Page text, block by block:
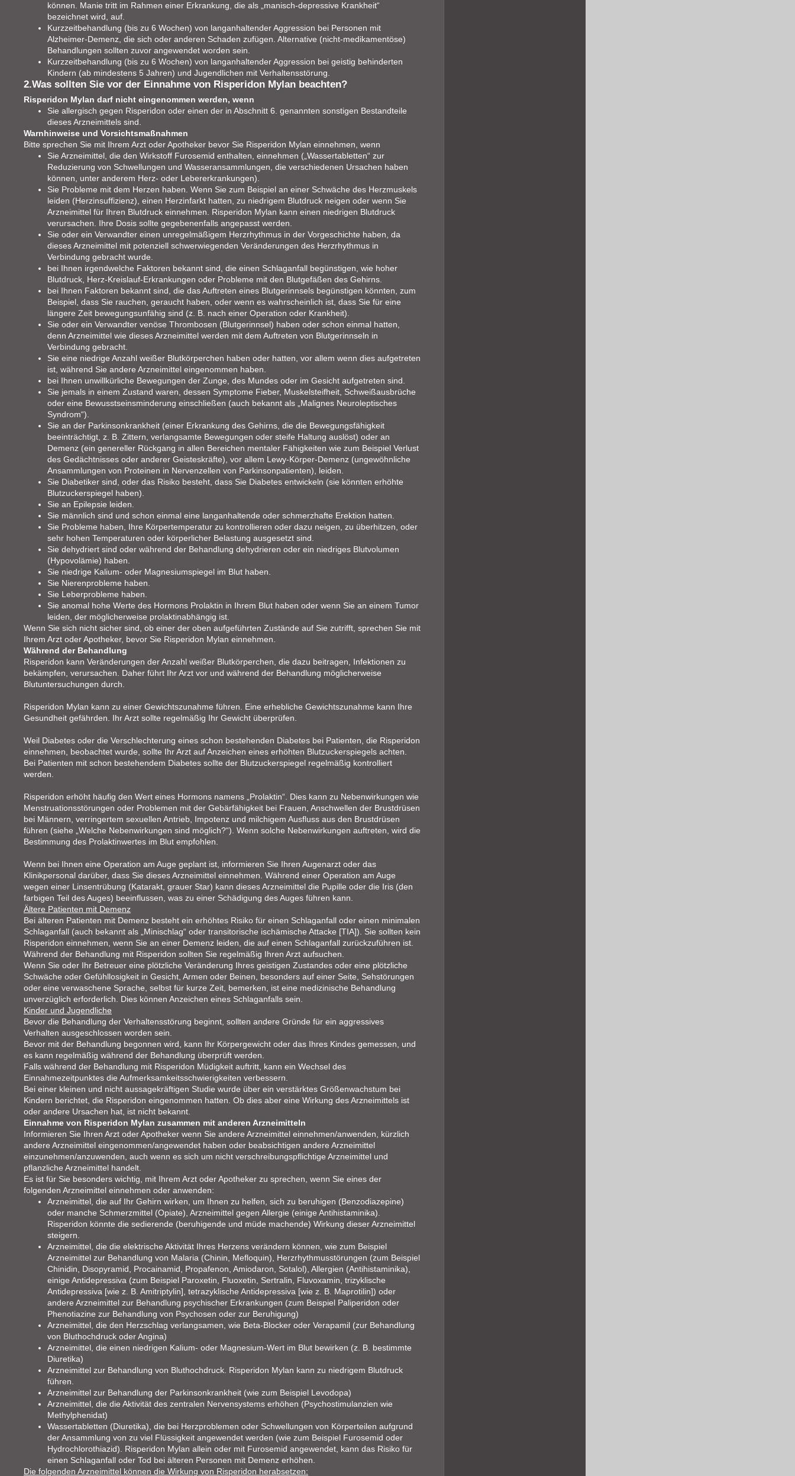
können. Manie tritt im Rahmen einer Erkrankung, die als „manisch-depressive Krankheit“
bezeichnet wird, auf.
Kurzzeitbehandlung (bis zu 6 Wochen) von langanhaltender Aggression bei Personen mit
Alzheimer-Demenz, die sich oder anderen Schaden zufügen. Alternative (nicht-medikamentöse)
Behandlungen sollten zuvor angewendet worden sein.
Kurzzeitbehandlung (bis zu 6 Wochen) von langanhaltender Aggression bei geistig behinderten
Kindern (ab mindestens 5 Jahren) und Jugendlichen mit Verhaltensstörung.
2.Was sollten Sie vor der Einnahme von Risperidon Mylan beachten?
Risperidon Mylan darf nicht eingenommen werden, wenn
Sie allergisch gegen Risperidon oder einen der in Abschnitt 6. genannten sonstigen Bestandteile
dieses Arzneimittels sind.
Warnhinweise und Vorsichtsmaßnahmen
Bitte sprechen Sie mit Ihrem Arzt oder Apotheker bevor Sie Risperidon Mylan einnehmen, wenn
Sie Arzneimittel, die den Wirkstoff Furosemid enthalten, einnehmen („Wassertabletten“ zur
Reduzierung von Schwellungen und Wasseransammlungen, die verschiedenen Ursachen haben
können, unter anderem Herz- oder Lebererkrankungen).
Sie Probleme mit dem Herzen haben. Wenn Sie zum Beispiel an einer Schwäche des Herzmuskels
leiden (Herzinsuffizienz), einen Herzinfarkt hatten, zu niedrigem Blutdruck neigen oder wenn Sie
Arzneimittel für Ihren Blutdruck einnehmen. Risperidon Mylan kann einen niedrigen Blutdruck
verursachen. Ihre Dosis sollte gegebenenfalls angepasst werden.
Sie oder ein Verwandter einen unregelmäßigem Herzrhythmus in der Vorgeschichte haben, da
dieses Arzneimittel mit potenziell schwerwiegenden Veränderungen des Herzrhythmus in
Verbindung gebracht wurde.
bei Ihnen irgendwelche Faktoren bekannt sind, die einen Schlaganfall begünstigen, wie hoher
Blutdruck, Herz-Kreislauf-Erkrankungen oder Probleme mit den Blutgefäßen des Gehirns.
bei Ihnen Faktoren bekannt sind, die das Auftreten eines Blutgerinnsels begünstigen könnten, zum
Beispiel, dass Sie rauchen, geraucht haben, oder wenn es wahrscheinlich ist, dass Sie für eine
längere Zeit bewegungsunfähig sind (z. B. nach einer Operation oder Krankheit).
Sie oder ein Verwandter venöse Thrombosen (Blutgerinnsel) haben oder schon einmal hatten,
denn Arzneimittel wie dieses Arzneimittel werden mit dem Auftreten von Blutgerinnseln in
Verbindung gebracht.
Sie eine niedrige Anzahl weißer Blutkörperchen haben oder hatten, vor allem wenn dies aufgetreten
ist, während Sie andere Arzneimittel eingenommen haben.
bei Ihnen unwillkürliche Bewegungen der Zunge, des Mundes oder im Gesicht aufgetreten sind.
Sie jemals in einem Zustand waren, dessen Symptome Fieber, Muskelsteifheit, Schweißausbrüche
oder eine Bewusstseinsminderung einschließen (auch bekannt als „Malignes Neuroleptisches
Syndrom“).
Sie an der Parkinsonkrankheit (einer Erkrankung des Gehirns, die die Bewegungsfähigkeit
beeinträchtigt, z. B. Zittern, verlangsamte Bewegungen oder steife Haltung auslöst) oder an
Demenz (ein genereller Rückgang in allen Bereichen mentaler Fähigkeiten wie zum Beispiel Verlust
des Gedächtnisses oder anderer Geisteskräfte), vor allem Lewy-Körper-Demenz (ungewöhnliche
Ansammlungen von Proteinen in Nervenzellen von Parkinsonpatienten), leiden.
Sie Diabetiker sind, oder das Risiko besteht, dass Sie Diabetes entwickeln (sie könnten erhöhte
Blutzuckerspiegel haben).
Sie an Epilepsie leiden.
Sie männlich sind und schon einmal eine langanhaltende oder schmerzhafte Erektion hatten.
Sie Probleme haben, Ihre Körpertemperatur zu kontrollieren oder dazu neigen, zu überhitzen, oder
sehr hohen Temperaturen oder körperlicher Belastung ausgesetzt sind.
Sie dehydriert sind oder während der Behandlung dehydrieren oder ein niedriges Blutvolumen
(Hypovolämie) haben.
Sie niedrige Kalium- oder Magnesiumspiegel im Blut haben.
Sie Nierenprobleme haben.
Sie Leberprobleme haben.
Sie anomal hohe Werte des Hormons Prolaktin in Ihrem Blut haben oder wenn Sie an einem Tumor
leiden, der möglicherweise prolaktinabhängig ist.
Wenn Sie sich nicht sicher sind, ob einer der oben aufgeführten Zustände auf Sie zutrifft, sprechen Sie mit
Ihrem Arzt oder Apotheker, bevor Sie Risperidon Mylan einnehmen.
Während der Behandlung
Risperidon kann Veränderungen der Anzahl weißer Blutkörperchen, die dazu beitragen, Infektionen zu
bekämpfen, verursachen. Daher führt Ihr Arzt vor und während der Behandlung möglicherweise
Blutuntersuchungen durch.
Risperidon Mylan kann zu einer Gewichtszunahme führen. Eine erhebliche Gewichtszunahme kann Ihre
Gesundheit gefährden. Ihr Arzt sollte regelmäßig Ihr Gewicht überprüfen.
Weil Diabetes oder die Verschlechterung eines schon bestehenden Diabetes bei Patienten, die Risperidon
einnehmen, beobachtet wurde, sollte Ihr Arzt auf Anzeichen eines erhöhten Blutzuckerspiegels achten.
Bei Patienten mit schon bestehendem Diabetes sollte der Blutzuckerspiegel regelmäßig kontrolliert
werden.
Risperidon erhöht häufig den Wert eines Hormons namens „Prolaktin“. Dies kann zu Nebenwirkungen wie
Menstruationsstörungen oder Problemen mit der Gebärfähigkeit bei Frauen, Anschwellen der Brustdrüsen
bei Männern, verringertem sexuellen Antrieb, Impotenz und milchigem Ausfluss aus den Brustdrüsen
führen (siehe „Welche Nebenwirkungen sind möglich?“). Wenn solche Nebenwirkungen auftreten, wird die
Bestimmung des Prolaktinwertes im Blut empfohlen.
Wenn bei Ihnen eine Operation am Auge geplant ist, informieren Sie Ihren Augenarzt oder das
Klinikpersonal darüber, dass Sie dieses Arzneimittel einnehmen. Während einer Operation am Auge
wegen einer Linsentrübung (Katarakt, grauer Star) kann dieses Arzneimittel die Pupille oder die Iris (den
farbigen Teil des Auges) beeinflussen, was zu einer Schädigung des Auges führen kann.
Ältere Patienten mit Demenz
Bei älteren Patienten mit Demenz besteht ein erhöhtes Risiko für einen Schlaganfall oder einen minimalen
Schlaganfall (auch bekannt als „Minischlag“ oder transitorische ischämische Attacke [TIA]). Sie sollten kein
Risperidon einnehmen, wenn Sie an einer Demenz leiden, die auf einen Schlaganfall zurückzuführen ist.
Während der Behandlung mit Risperidon sollten Sie regelmäßig Ihren Arzt aufsuchen.
Wenn Sie oder Ihr Betreuer eine plötzliche Veränderung Ihres geistigen Zustandes oder eine plötzliche
Schwäche oder Gefühllosigkeit in Gesicht, Armen oder Beinen, besonders auf einer Seite, Sehstörungen
oder eine verwaschene Sprache, selbst für kurze Zeit, bemerken, ist eine medizinische Behandlung
unverzüglich erforderlich. Dies können Anzeichen eines Schlaganfalls sein.
Kinder und Jugendliche
Bevor die Behandlung der Verhaltensstörung beginnt, sollten andere Gründe für ein aggressives
Verhalten ausgeschlossen worden sein.
Bevor mit der Behandlung begonnen wird, kann Ihr Körpergewicht oder das Ihres Kindes gemessen, und
es kann regelmäßig während der Behandlung überprüft werden.
Falls während der Behandlung mit Risperidon Müdigkeit auftritt, kann ein Wechsel des
Einnahmezeitpunktes die Aufmerksamkeitsschwierigkeiten verbessern.
Bei einer kleinen und nicht aussagekräftigen Studie wurde über ein verstärktes Größenwachstum bei
Kindern berichtet, die Risperidon eingenommen hatten. Ob dies aber eine Wirkung des Arzneimittels ist
oder andere Ursachen hat, ist nicht bekannt.
Einnahme von Risperidon Mylan zusammen mit anderen Arzneimitteln
Informieren Sie Ihren Arzt oder Apotheker wenn Sie andere Arzneimittel einnehmen/anwenden, kürzlich
andere Arzneimittel eingenommen/angewendet haben oder beabsichtigen andere Arzneimittel
einzunehmen/anzuwenden, auch wenn es sich um nicht verschreibungspflichtige Arzneimittel und
pflanzliche Arzneimittel handelt.
Es ist für Sie besonders wichtig, mit Ihrem Arzt oder Apotheker zu sprechen, wenn Sie eines der
folgenden Arzneimittel einnehmen oder anwenden:
Arzneimittel, die auf Ihr Gehirn wirken, um Ihnen zu helfen, sich zu beruhigen (Benzodiazepine)
oder manche Schmerzmittel (Opiate), Arzneimittel gegen Allergie (einige Antihistaminika).
Risperidon könnte die sedierende (beruhigende und müde machende) Wirkung dieser Arzneimittel
steigern.
Arzneimittel, die die elektrische Aktivität Ihres Herzens verändern können, wie zum Beispiel
Arzneimittel zur Behandlung von Malaria (Chinin, Mefloquin), Herzrhythmusstörungen (zum Beispiel
Chinidin, Disopyramid, Procainamid, Propafenon, Amiodaron, Sotalol), Allergien (Antihistaminika),
einige Antidepressiva (zum Beispiel Paroxetin, Fluoxetin, Sertralin, Fluvoxamin, trizyklische
Antidepressiva [wie z. B. Amitriptylin], tetrazyklische Antidepressiva [wie z. B. Maprotilin]) oder
andere Arzneimittel zur Behandlung psychischer Erkrankungen (zum Beispiel Paliperidon oder
Phenotiazine zur Behandlung von Psychosen oder zur Beruhigung)
Arzneimittel, die den Herzschlag verlangsamen, wie Beta-Blocker oder Verapamil (zur Behandlung
von Bluthochdruck oder Angina)
Arzneimittel, die einen niedrigen Kalium- oder Magnesium-Wert im Blut bewirken (z. B. bestimmte
Diuretika)
Arzneimittel zur Behandlung von Bluthochdruck. Risperidon Mylan kann zu niedrigem Blutdruck
führen.
Arzneimittel zur Behandlung der Parkinsonkrankheit (wie zum Beispiel Levodopa)
Arzneimittel, die die Aktivität des zentralen Nervensystems erhöhen (Psychostimulanzien wie
Methylphenidat)
Wassertabletten (Diuretika), die bei Herzproblemen oder Schwellungen von Körperteilen aufgrund
der Ansammlung von zu viel Flüssigkeit angewendet werden (wie zum Beispiel Furosemid oder
Hydrochlorothiazid). Risperidon Mylan allein oder mit Furosemid angewendet, kann das Risiko für
einen Schlaganfall oder Tod bei älteren Personen mit Demenz erhöhen.
Die folgenden Arzneimittel können die Wirkung von Risperidon herabsetzen: